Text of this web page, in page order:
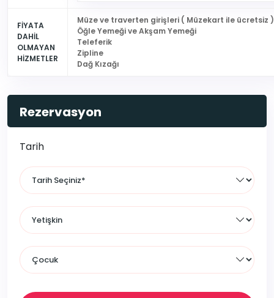
FİYATA
DAHİL
OLMAYAN
HİZMETLER
Müze ve traverten girişleri ( Müzekart ile ücretsiz )
Öğle Yemeği ve Akşam Yemeği
Teleferik
Zipline
Dağ Kızağı
Rezervasyon
Tarih